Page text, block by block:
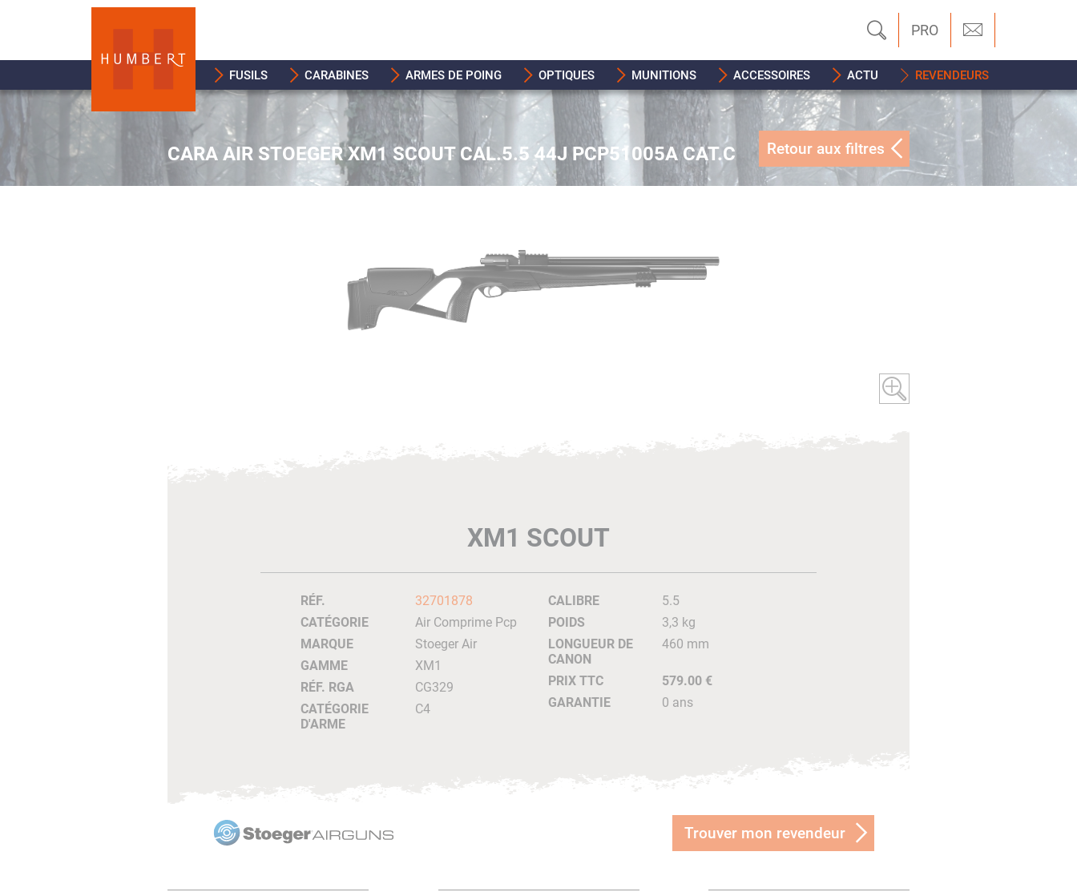
PRO
FUSILS CARABINES ARMES DE POING OPTIQUES MUNITIONS ACCESSOIRES ACTU REVENDEURS
CARA AIR STOEGER XM1 SCOUT CAL.5.5 44J PCP51005A CAT.C Retour aux filtres
XM1 SCOUT
RÉF.
32701878
CATÉGORIE
Air Comprime Pcp
MARQUE
Stoeger Air
GAMME
XM1
RÉF. RGA
CG329
CATÉGORIE
D'ARME
C4
CALIBRE
5.5
POIDS
3,3 kg
LONGUEUR DE
CANON
460 mm
PRIX TTC
579.00 €
GARANTIE
0 ans
Trouver mon revendeur